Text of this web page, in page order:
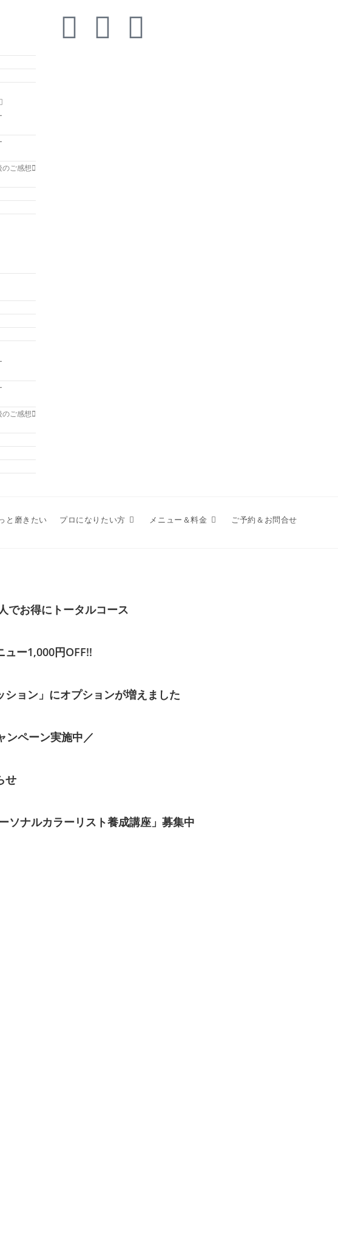
ご感想
ご感想
と磨きたい プロになりたい方 メニュー＆料金 ご予約＆お問合せ
でお得にトータルコース
ュー1,000円OFF‼
ション」にオプションが増えました
ンペーン実施中／
せ
ソナルカラーリスト養成講座」募集中